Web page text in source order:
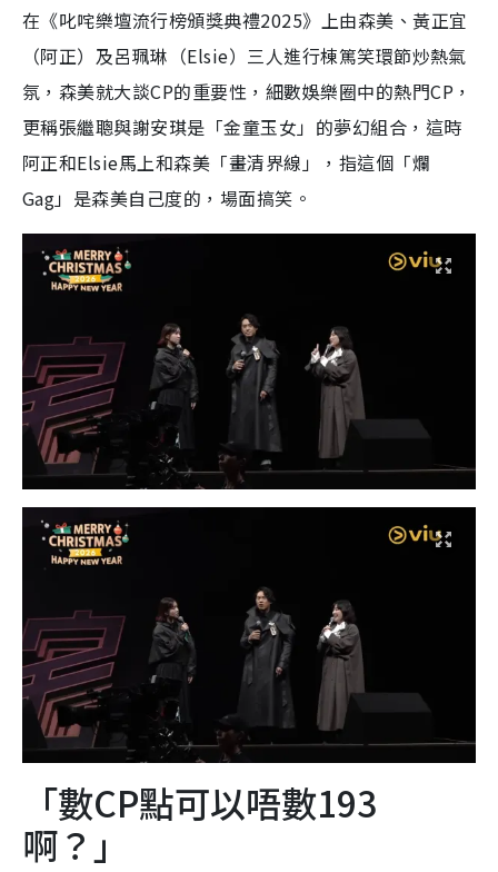
在《叱咤樂壇流行榜頒獎典禮2025》上由森美、黃正宜
（阿正）及呂珮琳（Elsie）三人進行棟篤笑環節炒熱氣
氛，森美就大談CP的重要性，細數娛樂圈中的熱門CP，
更稱張繼聰與謝安琪是「金童玉女」的夢幻組合，這時
阿正和Elsie馬上和森美「畫清界線」，指這個「爛
Gag」是森美自己度的，場面搞笑。
「數CP點可以唔數193
啊？」